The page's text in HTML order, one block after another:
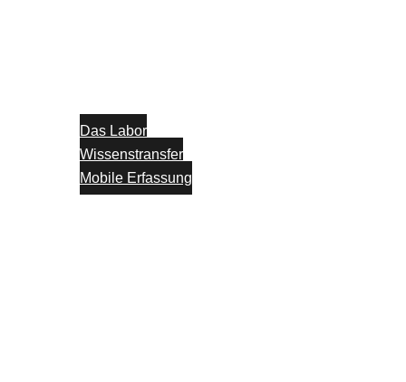
Das Labor
Wissenstransfer
Mobile Erfassung